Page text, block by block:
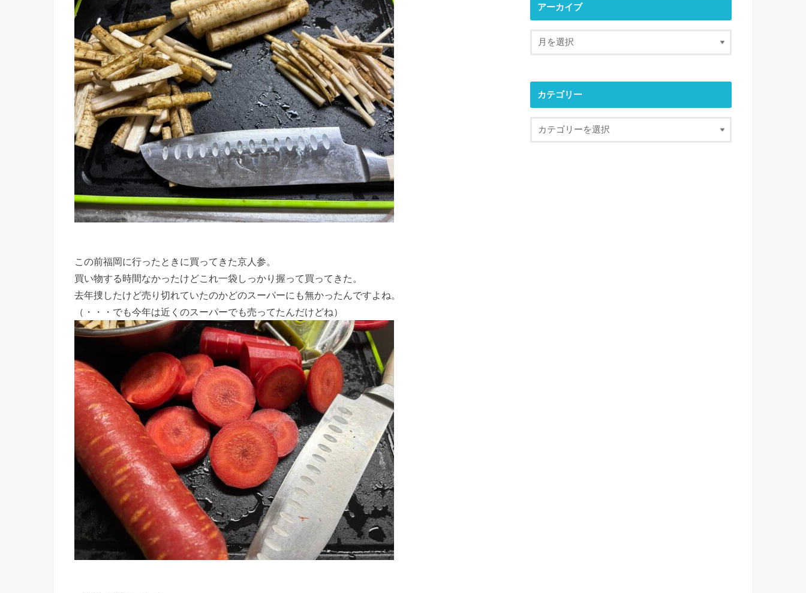
この前福岡に行ったときに買ってきた京人参。
買い物する時間なかったけどこれ一袋しっかり握って買ってきた。
去年捜したけど売り切れていたのかどのスーパーにも無かったんですよね。
（・・・でも今年は近くのスーパーでも売ってたんだけどね）
アーカイブ
カテゴリー